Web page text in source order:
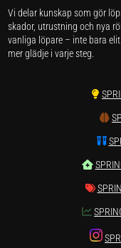
Vi delar kunskap som gör
skador, utrustning och nya
vanliga löpare – inte bara
mer glädje i varje steg.